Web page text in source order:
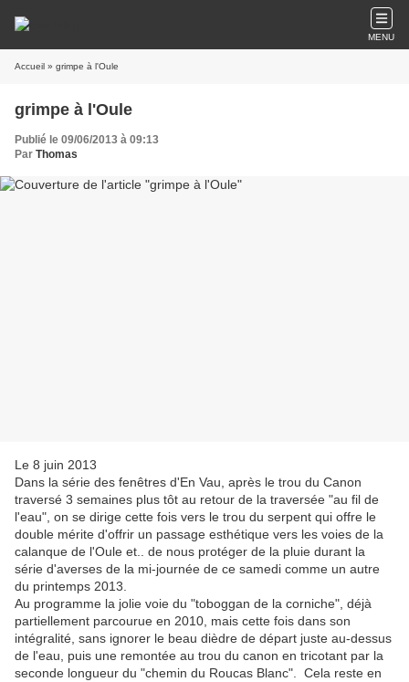
MENU
Accueil » grimpe à l'Oule
grimpe à l'Oule
Publié le 09/06/2013 à 09:13
Par Thomas
Le 8 juin 2013
Dans la série des fenêtres d'En Vau, après le trou du Canon
traversé 3 semaines plus tôt au retour de la traversée "au fil de
l'eau", on se dirige cette fois vers le trou du serpent qui offre le
double mérite d'offrir un passage esthétique vers les voies de la
calanque de l'Oule et.. de nous protéger de la pluie durant la
série d'averses de la mi-journée de ce samedi comme un autre
du printemps 2013.
Au programme la jolie voie du "toboggan de la corniche", déjà
partiellement parcourue en 2010, mais cette fois dans son
intégralité, sans ignorer le beau dièdre de départ juste au-dessus
de l'eau, puis une remontée au trou du canon en tricotant par la
seconde longueur du "chemin du Roucas Blanc". Cela reste en